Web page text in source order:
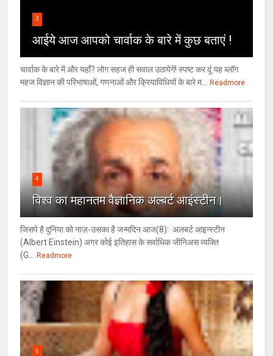
3
आईये आज आपको चार्वाक के बारे में कुछ बताएं !
चार्वाक के बारे में और यहाँ? लोग सहज ही सवाल उठायेगें! स्पष्ट कर दूं यह ब्लॉग
महज विज्ञान की परिभाषाओं, गणनाओं और क्रियाविधियों के बारे म...
Readmore
4
विश्‍व का महानतम वैज्ञानिक अल्बर्ट आइंस्टीन।
जिसपे है दुनिया को नाज़-उसका है जन्मदिन आज(8): अलबर्ट आइन्स्टीन
(Albert Einstein) अगर कोई इतिहास के सर्वाधिक जीनिअस व्यक्ति
(G...
Readmore
5